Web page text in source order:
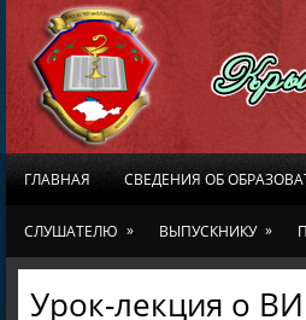
ГЛАВНАЯ СВЕДЕНИЯ ОБ
СЛУШАТЕЛЮ » ВЫПУСКНИКУ »
Урок-лекция о